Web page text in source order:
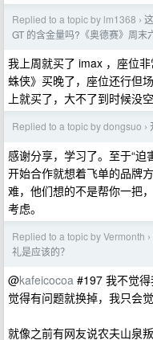
Replied to a topic by lm1368 ›
GT 的含金量吗?《奥德赛》周末
我上周就买了 imax ，座位
蛛侠》买晚了，座位还行但
上就买了，大不了到时候没空
Replied to a topic by dongsuo ›
感谢分享，学习了。至于“迫
开始合作就想着飞单的品牌
难，他们想的不是帮你一把
考虑。
Replied to a topic by Vermonth ›
礼是应该的？
@kafeicocoa #197 我不觉
觉得有问题就换掉，我只会
就像之前有网友说农夫山泉